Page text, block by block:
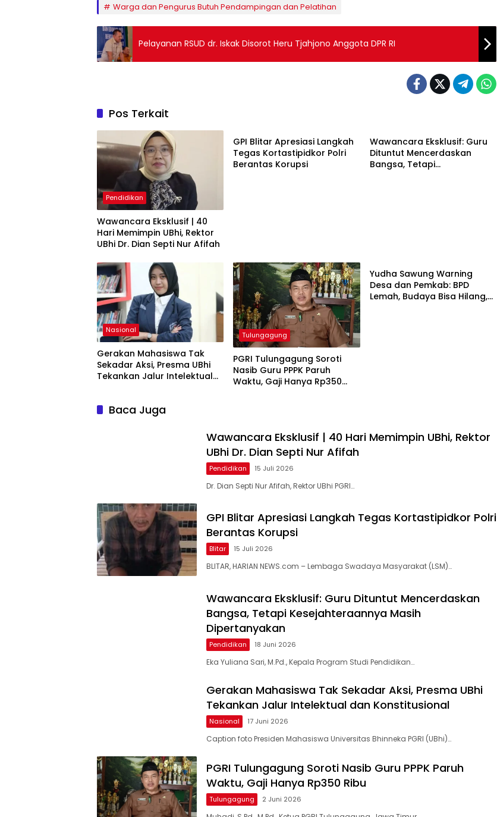
Warga dan Pengurus Butuh Pendampingan dan Pelatihan
Pelayanan RSUD dr. Iskak Disorot Heru Tjahjono Anggota DPR RI
Pos Terkait
Pendidikan
Wawancara Eksklusif | 40
Hari Memimpin UBhi, Rektor
UBhi Dr. Dian Septi Nur Afifah
GPI Blitar Apresiasi Langkah
Tegas Kortastipidkor Polri
Berantas Korupsi
Wawancara Eksklusif: Guru
Dituntut Mencerdaskan
Bangsa, Tetapi
Nasional
Gerakan Mahasiswa Tak
Sekadar Aksi, Presma UBhi
Tekankan Jalur Intelektual
Tulungagung
PGRI Tulungagung Soroti
Nasib Guru PPPK Paruh
Waktu, Gaji Hanya Rp350
Yudha Sawung Warning
Desa dan Pemkab: BPD
Lemah, Budaya Bisa Hilang,
Baca Juga
Wawancara Eksklusif | 40 Hari Memimpin UBhi, Rektor
UBhi Dr. Dian Septi Nur Afifah
Pendidikan 15 Juli 2026
Dr. Dian Septi Nur Afifah, Rektor UBhi PGRI…
GPI Blitar Apresiasi Langkah Tegas Kortastipidkor Polri
Berantas Korupsi
Blitar 15 Juli 2026
BLITAR, HARIAN NEWS.com – Lembaga Swadaya Masyarakat (LSM)…
Wawancara Eksklusif: Guru Dituntut Mencerdaskan
Bangsa, Tetapi Kesejahteraannya Masih
Dipertanyakan
Pendidikan 18 Juni 2026
Eka Yuliana Sari, M.Pd., Kepala Program Studi Pendidikan…
Gerakan Mahasiswa Tak Sekadar Aksi, Presma UBhi
Tekankan Jalur Intelektual dan Konstitusional
Nasional 17 Juni 2026
Caption foto Presiden Mahasiswa Universitas Bhinneka PGRI (UBhi)…
PGRI Tulungagung Soroti Nasib Guru PPPK Paruh
Waktu, Gaji Hanya Rp350 Ribu
Tulungagung 2 Juni 2026